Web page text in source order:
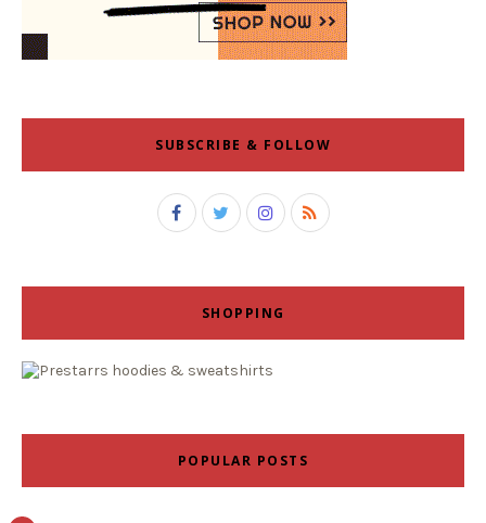
SUBSCRIBE & FOLLOW
SHOPPING
POPULAR POSTS